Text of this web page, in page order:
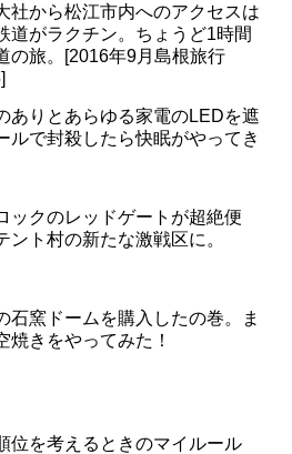
社から松江市内へのアクセスは
道がラクチン。ちょうど1時間
の旅。[2016年9月島根旅行
ありとあらゆる家電のLEDを遮
ルで封殺したら快眠がやってき
ックのレッドゲートが超絶便
ント村の新たな激戦区に。
石窯ドームを購入したの巻。ま
焼きをやってみた！
位を考えるときのマイルール